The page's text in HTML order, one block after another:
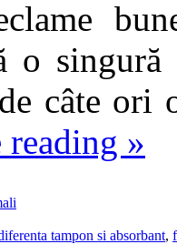
o
câte ori
»
tampon si absorbant,